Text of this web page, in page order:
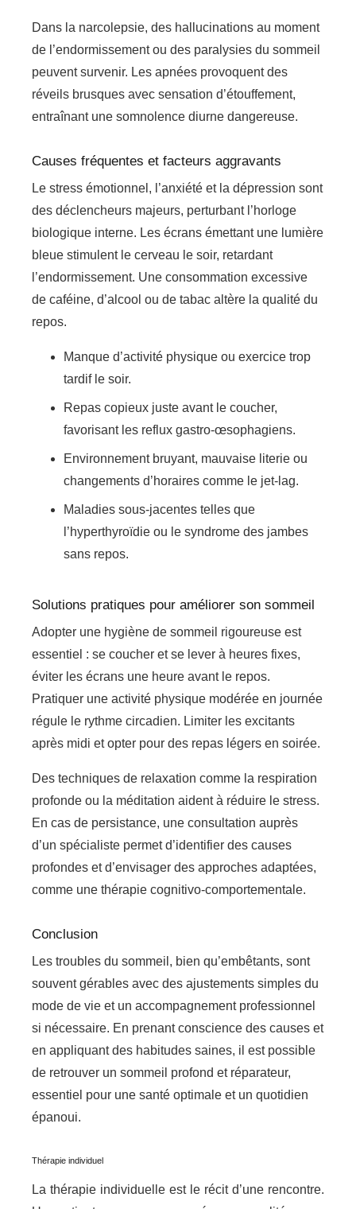
Dans la narcolepsie, des hallucinations au moment
de l’endormissement ou des paralysies du sommeil
peuvent survenir. Les apnées provoquent des
réveils brusques avec sensation d’étouffement,
entraînant une somnolence diurne dangereuse.
Causes fréquentes et facteurs aggravants
Le stress émotionnel, l’anxiété et la dépression sont
des déclencheurs majeurs, perturbant l’horloge
biologique interne. Les écrans émettant une lumière
bleue stimulent le cerveau le soir, retardant
l’endormissement. Une consommation excessive
de caféine, d’alcool ou de tabac altère la qualité du
repos.
Manque d’activité physique ou exercice trop
tardif le soir.
Repas copieux juste avant le coucher,
favorisant les reflux gastro-œsophagiens.
Environnement bruyant, mauvaise literie ou
changements d’horaires comme le jet-lag.
Maladies sous-jacentes telles que
l’hyperthyroïdie ou le syndrome des jambes
sans repos.
Solutions pratiques pour améliorer son sommeil
Adopter une hygiène de sommeil rigoureuse est
essentiel : se coucher et se lever à heures fixes,
éviter les écrans une heure avant le repos.
Pratiquer une activité physique modérée en journée
régule le rythme circadien. Limiter les excitants
après midi et opter pour des repas légers en soirée.
Des techniques de relaxation comme la respiration
profonde ou la méditation aident à réduire le stress.
En cas de persistance, une consultation auprès
d’un spécialiste permet d’identifier des causes
profondes et d’envisager des approches adaptées,
comme une thérapie cognitivo-comportementale.
Conclusion
Les troubles du sommeil, bien qu’embêtants, sont
souvent gérables avec des ajustements simples du
mode de vie et un accompagnement professionnel
si nécessaire. En prenant conscience des causes et
en appliquant des habitudes saines, il est possible
de retrouver un sommeil profond et réparateur,
essentiel pour une santé optimale et un quotidien
épanoui.
Thérapie individuel
La thérapie individuelle est le récit d’une rencontre.